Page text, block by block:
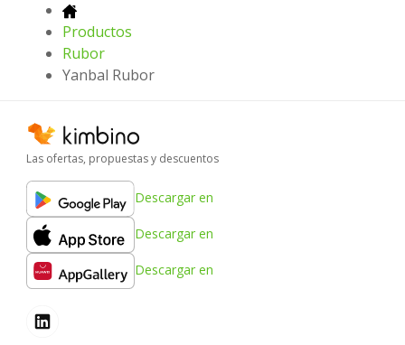
Productos
Rubor
Yanbal Rubor
Las ofertas, propuestas y descuentos
Descargar en
Descargar en
Descargar en